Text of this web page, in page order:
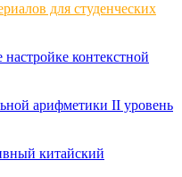
для студенческих
контекстной
арифметики II уровень
китайский